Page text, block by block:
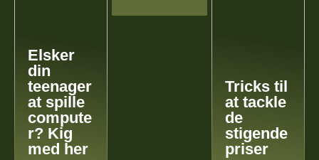
Elsker
din
teenager
at spille
compute
r? Kig
med her
Tricks til
at tackle
de
stigende
priser